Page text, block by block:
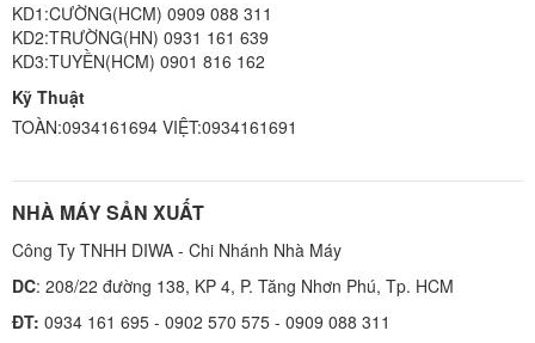
KD1:CƯỜNG(HCM) 0909 088 311
KD2:TRƯỜNG(HN) 0931 161 639
KD3:TUYỀN(HCM) 0901 816 162
Kỹ Thuật
TOÀN:0934161694 VIỆT:0934161691
NHÀ MÁY SẢN XUẤT
Công Ty TNHH DIWA - Chi Nhánh Nhà Máy
DC: 208/22 đường 138, KP 4, P. Tăng Nhơn Phú, Tp. HCM
ĐT: 0934 161 695 - 0902 570 575 - 0909 088 311